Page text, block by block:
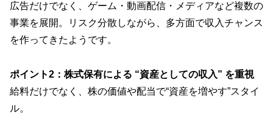
広告だけでなく、ゲーム・動画配信・メディアなど複数の
事業を展開。リスク分散しながら、多方面で収入チャンス
を作ってきたようです。
ポイント2：株式保有による “資産としての収入” を重視
給料だけでなく、株の価値や配当で“資産を増やす”スタイ
ル。